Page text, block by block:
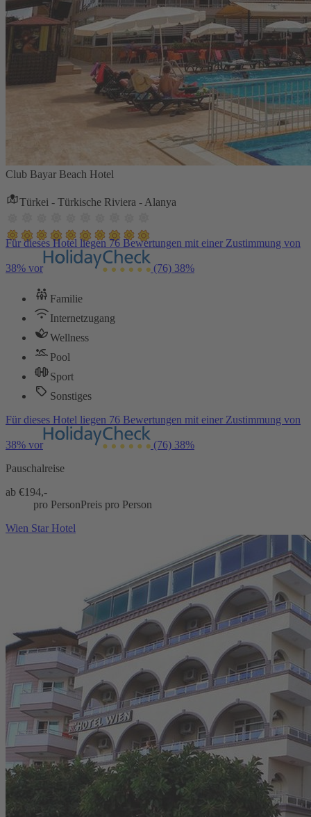
Club Bayar Beach Hotel
Türkei - Türkische Riviera - Alanya
Für dieses Hotel liegen 76 Bewertungen mit einer Zustimmung von
38% vor (76) 38%
Familie
Internetzugang
Wellness
Pool
Sport
Sonstiges
Für dieses Hotel liegen 76 Bewertungen mit einer Zustimmung von
38% vor (76) 38%
Pauschalreise
ab €194,-
pro PersonPreis pro Person
Wien Star Hotel